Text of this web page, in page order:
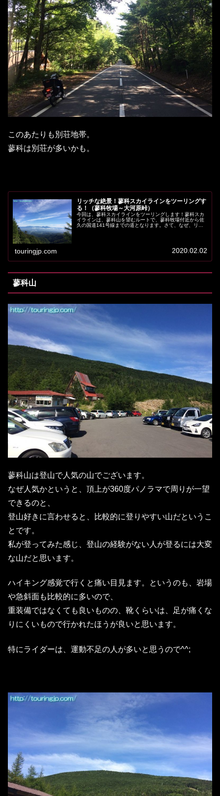
このあたりも別荘地帯。
蓼科は別荘が多いかも。
リッチな絶景！蓼科スカイラインをツーリングす
る！（蓼科牧場～大河原峠）
今回は、蓼科スカイラインをツーリングします！蓼科スカ
イラインは、蓼科山を望むルートで、蓼科牧場付近から佐
久の国道141号線までの道となります。さて、なぜ、リッ
touringjp.com 2020.02.02
蓼科山
蓼科山は登山で人気の山でございます。
なぜ人気かというと、頂上が360度パノラマで周りが一望
できるのと、
登山好きに言わせると、比較的に登りやすい山だというこ
とです。
私が登ってみた感じ、登山の経験がない人が登るには大変
な山だと思います。
ハイキング感覚で行くと痛い目見ます。というのも、岩場
や急斜面も比較的に多いので、
重装備ではなくても良いものの、靴くらいは、足が痛くな
りにくいもので行かれたほうが良いと思います。
特にライダーは、運動不足の人が多いと思うので^^;